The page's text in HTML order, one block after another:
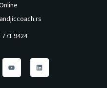
771 9424